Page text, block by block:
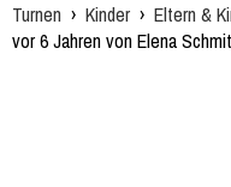
Turnen › Kinder › Eltern &
vor 6 Jahren von Elena